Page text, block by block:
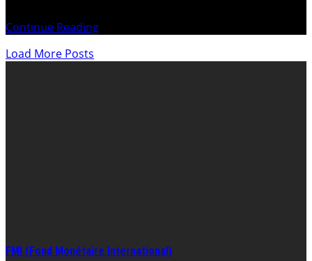
Continue Reading
Load More Posts
FMI (Fond Monétaire International)